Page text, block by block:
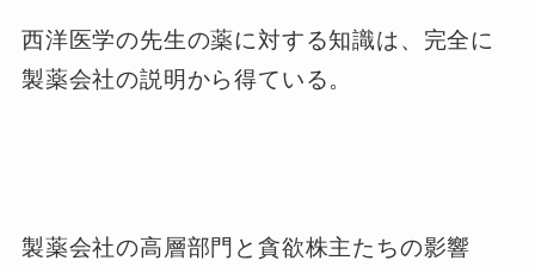
西洋医学の先生の薬に対する知識は、完全に
製薬会社の説明から得ている。
製薬会社の高層部門と貪欲株主たちの影響